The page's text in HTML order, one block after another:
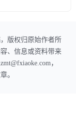
版权归原始作者所
、信息或资料带来
，
。